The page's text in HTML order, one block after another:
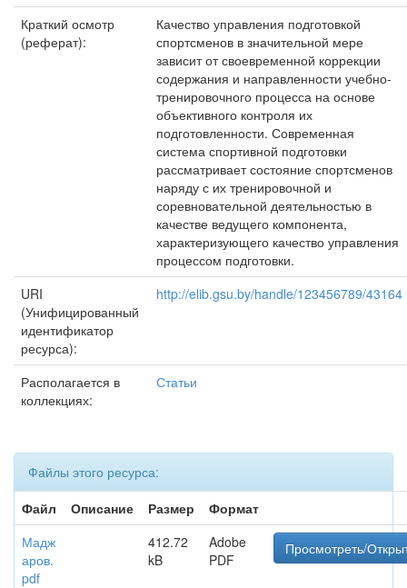
Краткий осмотр
(реферат):
Качество управления подготовкой
спортсменов в значительной мере
зависит от своевременной коррекции
содержания и направленности учебно-
тренировочного процесса на основе
объективного контроля их
подготовленности. Современная
система спортивной подготовки
рассматривает состояние спортсменов
наряду с их тренировочной и
соревновательной деятельностью в
качестве ведущего компонента,
характеризующего качество управления
процессом подготовки.
URI
(Унифицированный
идентификатор
ресурса):
http://elib.gsu.by/handle/123456789/43164
Располагается в
коллекциях:
Статьи
Файлы этого ресурса:
Файл
Описание Размер
Формат
Мадж
аров.
pdf
412.72
kB
Adobe
PDF
Просмотреть/